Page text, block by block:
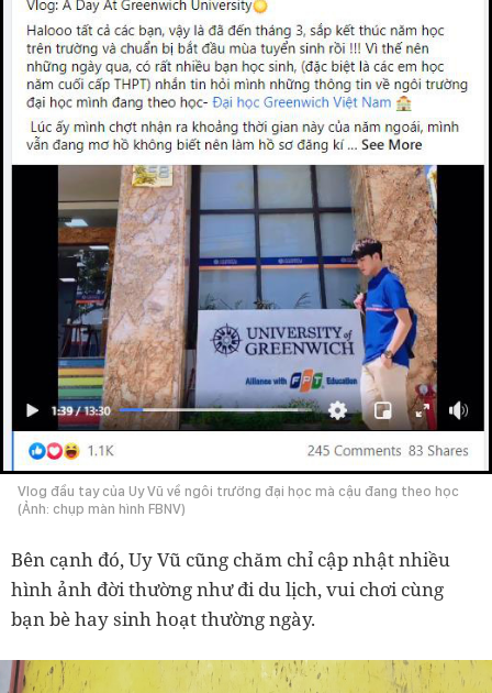
Vlog đầu tay của Uy Vũ về ngôi trường đại học mà cậu đang theo học
(Ảnh: chụp màn hình FBNV)
Bên cạnh đó, Uy Vũ cũng chăm chỉ cập nhật nhiều
hình ảnh đời thường như đi du lịch, vui chơi cùng
bạn bè hay sinh hoạt thường ngày.